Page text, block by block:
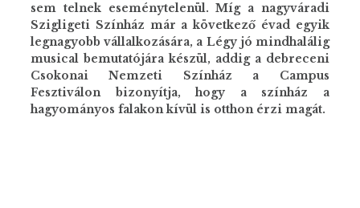
sem telnek eseménytelenül. Míg a nagyváradi
Szigligeti Színház már a következő évad egyik
legnagyobb vállalkozására, a Légy jó mindhalálig
musical bemutatójára készül, addig a debreceni
Csokonai Nemzeti Színház a Campus
Fesztiválon bizonyítja, hogy a színház a
hagyományos falakon kívül is otthon érzi magát.